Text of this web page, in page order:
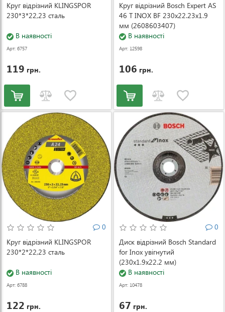
Круг відрізний KLINGSPOR
230*3*22,23 сталь
В наявності
Арт: 6757
119 грн.
Круг відрізний Bosch Expert AS
46 T INOX BF 230x22.23x1.9
мм (2608603407)
В наявності
Арт: 12598
106 грн.
0
Круг відрізний KLINGSPOR
230*2*22,23 сталь
В наявності
Арт: 6788
122 грн.
0
Диск відрізний Bosch Standard
for Inox увігнутий
(230x1.9x22.2 мм)
(2608601514)
В наявності
Арт: 10478
67 грн.